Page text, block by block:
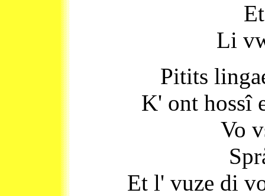
Li
Pitits
K' ont hossî
Vo
Et l' vuze di